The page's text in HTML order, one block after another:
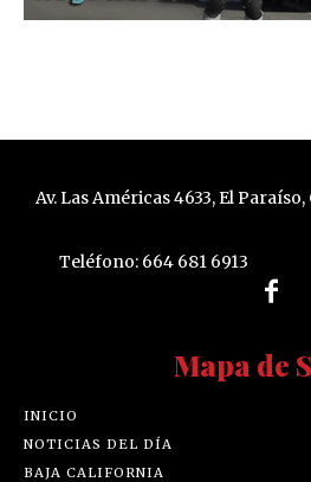
Av. Las Américas 4633, El Paraíso,
Teléfono: 664 681 6913
Mapa de
INICIO
NOTICIAS DEL DÍA
BAJA CALIFORNIA